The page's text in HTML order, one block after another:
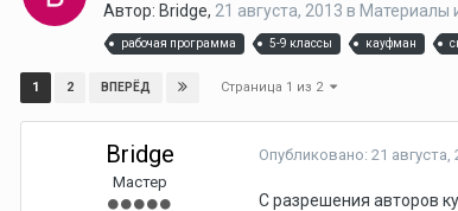
Автор: Bridge, 21 августа, 2013 в Материалы
рабочая программа 5-9 классы кауфман
1 2 ВПЕРЁД Страница 1 из 2
Bridge
Мастер
Опубликовано: 21 августа,
С разрешения авторов